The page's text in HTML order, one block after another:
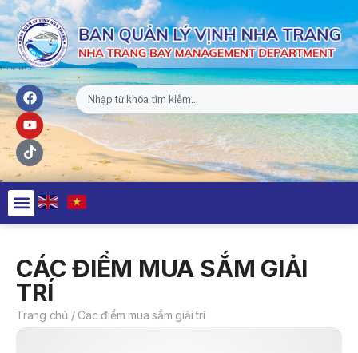
CÁC ĐIỂM MUA SẮM GIẢI
TRÍ
Trang chủ / Các điểm mua sắm giải trí